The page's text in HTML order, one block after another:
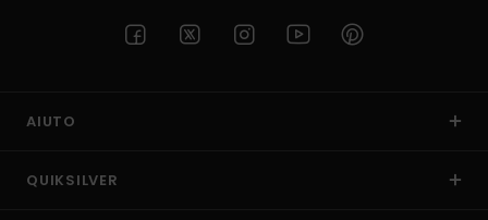
AIUTO
QUIKSILVER